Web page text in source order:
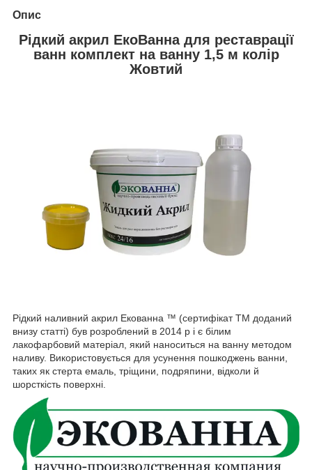
Опис
Рідкий акрил ЕкоВанна для реставрації
ванн комплект на ванну 1,5 м колір
Жовтий
Рідкий наливний акрил Екованна ™ (сертифікат ТМ доданий
внизу статті) був розроблений в 2014 р і є білим
лакофарбовий матеріал, який наноситься на ванну методом
наливу. Використовується для усунення пошкоджень ванни,
таких як стерта емаль, тріщини, подряпини, відколи й
шорсткість поверхні.